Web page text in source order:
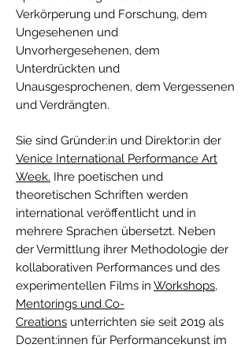
Verkörperung und Forschung, dem
Ungesehenen und
Unvorhergesehenen, dem
Unterdrückten und
Unausgesprochenen, dem Vergessenen
und Verdrängten.
Sie sind Gründer:in und Direktor:in der
Venice International Performance Art
Week. Ihre poetischen und
theoretischen Schriften werden
international veröffentlicht und in
mehrere Sprachen übersetzt. Neben
der Vermittlung ihrer Methodologie der
kollaborativen Performances und des
experimentellen Films in Workshops,
Mentorings und Co-
Creations unterrichten sie seit 2019 als
Dozent:innen für Performancekunst im